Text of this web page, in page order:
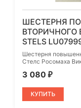
ШЕСТЕРНЯ
ВТОРИЧНОГО
STELS
Шестерня
Стелс Росомаха
3 080 ₽
КУПИТЬ